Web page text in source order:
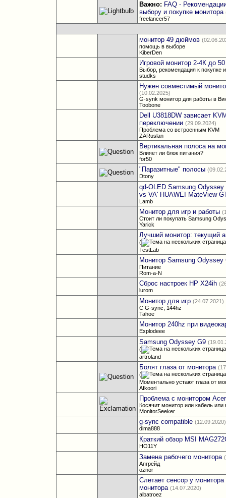
Важно: FAQ -
выбору и покупке монитора
freelancer57
монитор 49 дюймов
помощь в выборе
KiberDen
Игровой монитор 2-4К до
Выбор, рекомендация к покупке
studks
Нужен совместимый
(10.02.2025)
G-synk монитор для работы в
Toobone
Dell U3818DW зависает
переключении (29.09.2024)
Проблема со встроенным KVM
ZARuslan
Вертикальная полоса на
Влияет ли блок питания?
for50
"Паразитные" полосы
Dtony
qd-OLED Samsung
vs VA' HUAWEI MateView
Lamb
Монитор для игр и работы
Стоит ли покупать Samsung
Yarick
Лучший монитор: текущий
(
TestLab
Монитор Samsung Odyssey
Питание
Rom-a-N
Сброс настроек HP X24ih
lurom
Монитор для игр (24.07.2021)
С G-sync, 144hz
Tahoe
Монитор 240hz при
Explodeee
Samsung Odyssey G9
(
artroland
Болят глаза от монитора
(
Моментально устают глаза от
Afkoori
Проблема с монитором
Косячит монитор или кабель или
MonitorSeeker
g-sync compatible (12.09.2020)
dima888
Краткий обзор MSI
HO11Y
Замена рабочего монитора
Апгрейд
oznor
Слетает сенсор у
монитора (14.07.2020)
albatroez